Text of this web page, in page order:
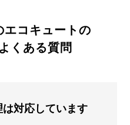
コキュートの
よくある質問
対応しています